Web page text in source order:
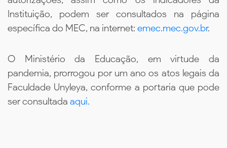
Instituição, podem ser consultados na página
específica do MEC, na internet: emec.mec.gov.br.
O Ministério da Educação, em virtude da
pandemia, prorrogou por um ano os atos legais da
Faculdade Unyleya, conforme a portaria que pode
ser consultada aqui.